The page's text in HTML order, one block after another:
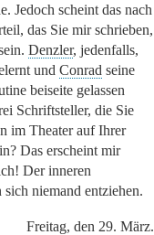
Jedoch scheint das nach
das Sie mir schrieben,
Denzler, jedenfalls,
und Conrad seine
beiseite gelassen
Schriftsteller, die Sie
im Theater auf Ihrer
Das erscheint mir
Der inneren
niemand entziehen.
Freitag, den 29. März.